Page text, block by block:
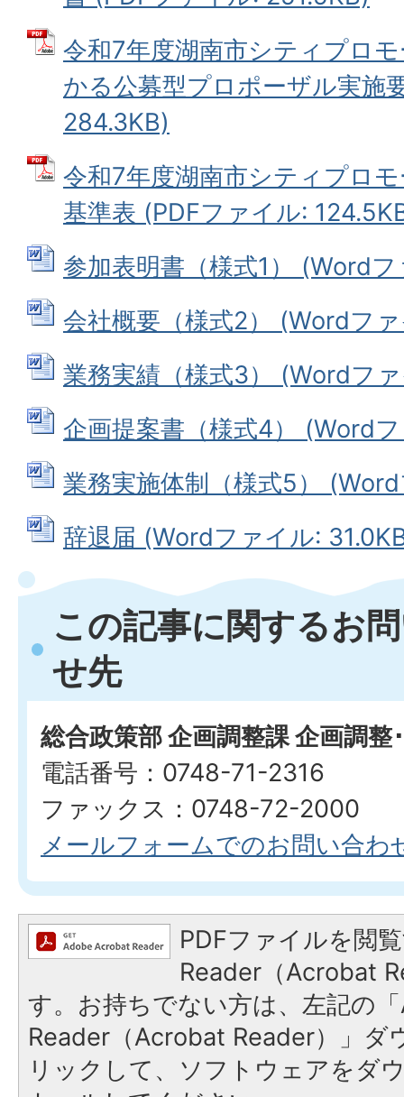
令和7年度湖南市シティプロ
かる公募型プロポーザル実施
284.3KB)
令和7年度湖南市シティプロ
基準表 (PDFファイル:
参加表明書（様式1） (Word
会社概要（様式2） (Wordフ
業務実績（様式3） (Wordフ
企画提案書（様式4） (Word
業務実施体制（様式5）
辞退届 (Wordファイル:
この記事に関するお
せ先
総合政策部 企画調整課 企画調整
電話番号：0748-71-2316
ファックス：0748-72-2000
メールフォームでのお問い合わ
PDFファイルを閲
Reader（Acrobat
す。お持ちでない方は、左記の
Reader（Acrobat Reader）」ダ
リックして、ソフトウェアをダ